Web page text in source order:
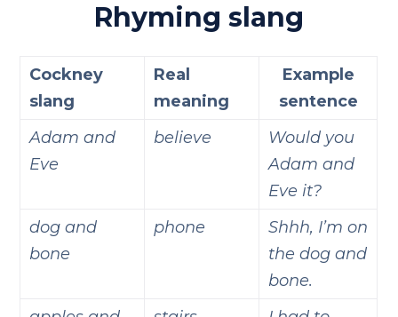
Rhyming slang
Cockney
slang
Real
meaning
Example
sentence
Adam and
Eve
believe
Would you
Adam and
Eve it?
dog and
bone
phone
Shhh, I’m on
the dog and
bone.